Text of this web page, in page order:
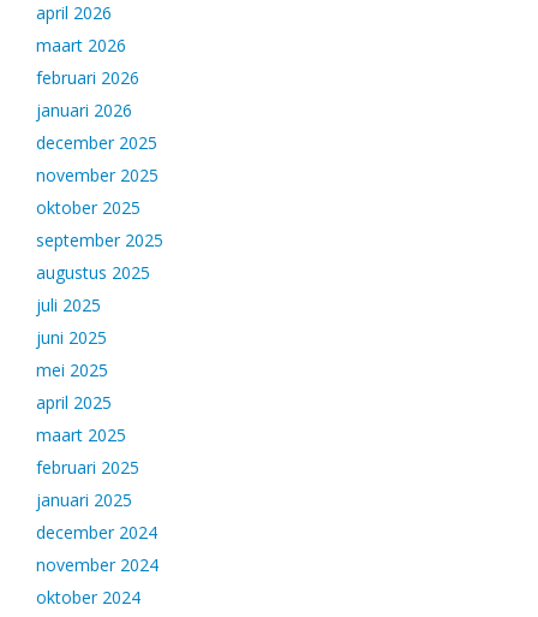
april 2026
maart 2026
februari 2026
januari 2026
december 2025
november 2025
oktober 2025
september 2025
augustus 2025
juli 2025
juni 2025
mei 2025
april 2025
maart 2025
februari 2025
januari 2025
december 2024
november 2024
oktober 2024